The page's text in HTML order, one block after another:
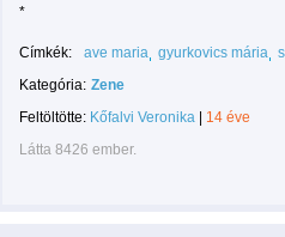
*
Címkék: ave maria gyurkovics mária
Kategória: Zene
Feltöltötte: Kőfalvi Veronika
14 éve
Látta 8426 ember.